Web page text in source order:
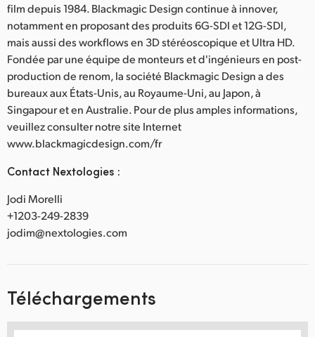
film depuis 1984. Blackmagic Design continue à innover,
notamment en proposant des produits 6G-SDI et 12G-SDI,
mais aussi des workflows en 3D stéréoscopique et Ultra HD.
Fondée par une équipe de monteurs et d'ingénieurs en post-
production de renom, la société Blackmagic Design a des
bureaux aux États-Unis, au Royaume-Uni, au Japon, à
Singapour et en Australie. Pour de plus amples informations,
veuillez consulter notre site Internet
www.blackmagicdesign.com/fr
Contact Nextologies :
Jodi Morelli
+1203-249-2839
jodim@nextologies.com
Téléchargements